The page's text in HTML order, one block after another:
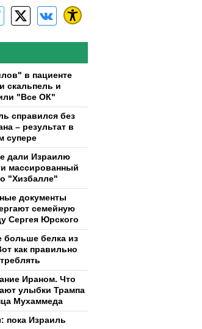
в пациенте
скальпель и
"Все ОК"
справился без
– результат в
супере
дали Израилю
массированный
"Хизбалле"
документы
семейную
Сергея Юрского
больше белка из
как правильно
Ираном. Что
улыбки Трампа
Мухаммеда
пока Израиль